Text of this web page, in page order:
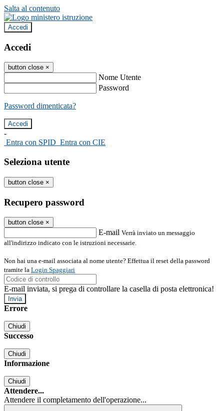
Salta al contenuto
Accedi
Accedi
button close ×
Nome Utente
Password
Password dimenticata?
-
Entra con SPID Entra con CIE
Seleziona utente
button close ×
Recupero password
button close ×
E-mail Verrà inviato un messaggio
all'indirizzo indicato con le istruzioni necessarie.
Non hai una e-mail associata al nome utente? Effettua il reset della password
tramite la Login Spaggiari
E-mail inviata, si prega di controllare la casella di posta elettronica!
Errore
Chiudi
Successo
Chiudi
Informazione
Chiudi
Attendere...
Attendere il completamento dell'operazione...